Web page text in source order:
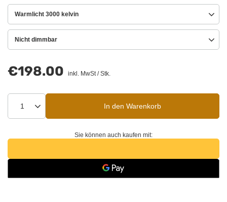
Warmlicht 3000 kelvin
Nicht dimmbar
€198.00 inkl. MwSt/Stk.
In den Warenkorb
Sie können auch kaufen mit: